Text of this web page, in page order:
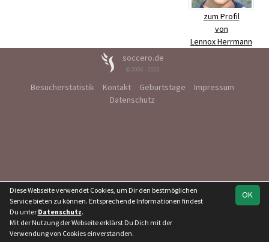
zum Profil
von
Lennox Herrmann
soccero.de
© 2006 - 2026
Besucherstatistik Kontakt Geburtstage
Impressum
Datenschutz
OK
Diese Webseite verwendet Cookies, um Dir den bestmöglichen
Service bieten zu können. Entsprechende Informationen findest
Du unter Datenschutz.
Mit der Nutzung der Webseite erklärst Du Dich mit der
Verwendung von Cookies einverstanden.